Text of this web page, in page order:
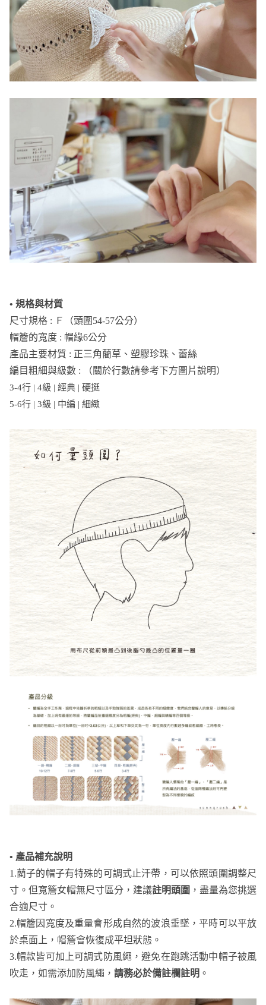
• 規格與材質
尺寸規格 : Ｆ（頭圍54-57公分）
帽簷的寬度 : 帽緣6公分
產品主要材質 : 正三角藺草、塑膠珍珠、蕾絲
編目粗細與級數 : （關於行數請參考下方圖片說明）
3-4行 | 4級 | 經典 | 硬挺
5-6行 | 3級 | 中編 | 細緻
• 產品補充說明
1.藺子的帽子有特殊的可調式止汗帶，可以依照頭圍調整尺
寸。但寬簷女帽無尺寸區分，建議註明頭圍 ，盡量為您挑選
合適尺寸。
2.帽簷因寬度及重量會形成自然的波浪垂墜，平時可以平放
於桌面上，帽簷會恢復成平坦狀態。
3.帽款皆可加上可調式防風繩，避免在跑跳活動中帽子被風
吹走，如需添加防風繩， 請務必於備註欄註明 。